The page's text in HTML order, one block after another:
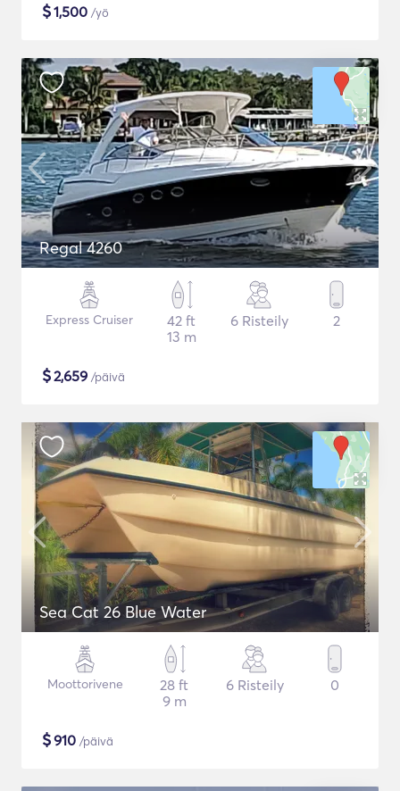
$1,500 /yö
Regal 4260
Express Cruiser
42 ft
13 m
6 Risteily 2
$2,659 /päivä
Sea Cat 26 Blue Water
Moottorivene
28 ft
9 m
6 Risteily 0
$910 /päivä